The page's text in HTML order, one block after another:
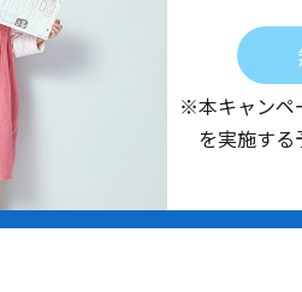
※本キャンペ
を実施する